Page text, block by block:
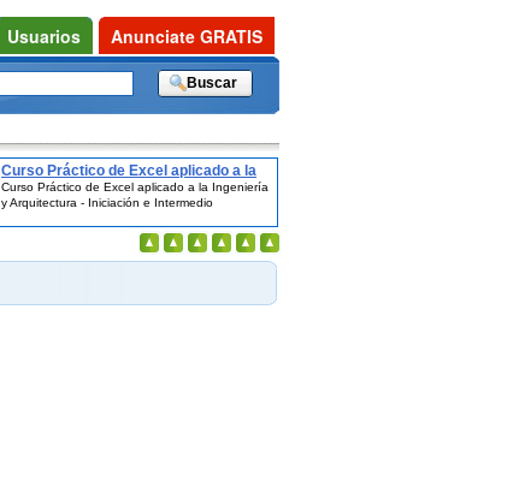
Curso Práctico de Excel aplicado a la
Ingeniería y Arquitectura - Iniciación e
Intermedio
Curso Práctico de Excel aplicado a la Ingeniería
y Arquitectura - Iniciación e Intermedio
Usuarios Anunciate GRATIS